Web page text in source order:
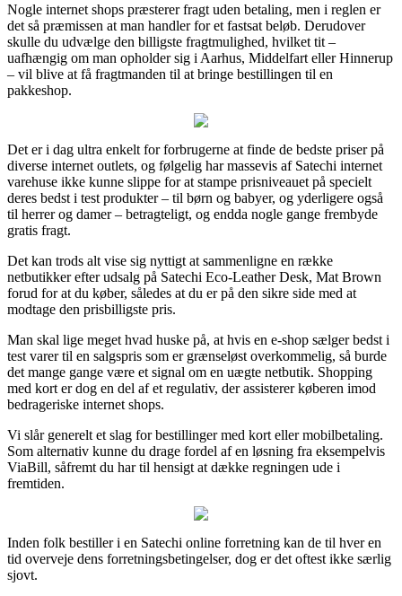
Nogle internet shops præsterer fragt uden betaling, men i reglen er
det så præmissen at man handler for et fastsat beløb. Derudover
skulle du udvælge den billigste fragtmulighed, hvilket tit –
uafhængig om man opholder sig i Aarhus, Middelfart eller Hinnerup
– vil blive at få fragtmanden til at bringe bestillingen til en
pakkeshop.
Det er i dag ultra enkelt for forbrugerne at finde de bedste priser på
diverse internet outlets, og følgelig har massevis af Satechi internet
varehuse ikke kunne slippe for at stampe prisniveauet på specielt
deres bedst i test produkter – til børn og babyer, og yderligere også
til herrer og damer – betragteligt, og endda nogle gange frembyde
gratis fragt.
Det kan trods alt vise sig nyttigt at sammenligne en række
netbutikker efter udsalg på Satechi Eco-Leather Desk, Mat Brown
forud for at du køber, således at du er på den sikre side med at
modtage den prisbilligste pris.
Man skal lige meget hvad huske på, at hvis en e-shop sælger bedst i
test varer til en salgspris som er grænseløst overkommelig, så burde
det mange gange være et signal om en uægte netbutik. Shopping
med kort er dog en del af et regulativ, der assisterer køberen imod
bedrageriske internet shops.
Vi slår generelt et slag for bestillinger med kort eller mobilbetaling.
Som alternativ kunne du drage fordel af en løsning fra eksempelvis
ViaBill, såfremt du har til hensigt at dække regningen ude i
fremtiden.
Inden folk bestiller i en Satechi online forretning kan de til hver en
tid overveje dens forretningsbetingelser, dog er det oftest ikke særlig
sjovt.